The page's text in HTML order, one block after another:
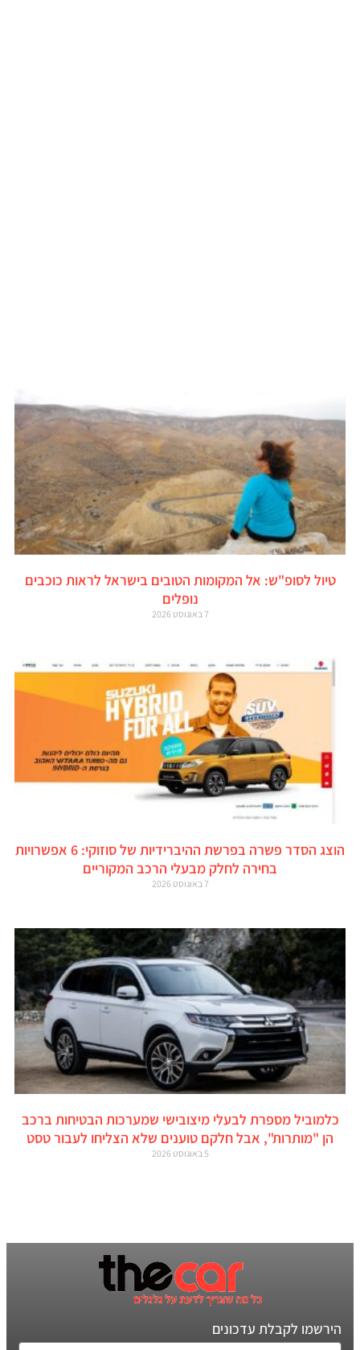
טיול לסופ"ש: אל המקומות הטובים בישראל לראות כוכבים
נופלים
הוצג הסדר פשרה בפרשת ההיברידיות של סוזוקי: 6 אפשרויות
בחירה לחלק מבעלי הרכב המקוריים
כלמוביל מספרת לבעלי מיצובישי שמערכות הבטיחות ברכב
הן "מותרות", אבל חלקם טוענים שלא הצליחו לעבור טסט
הירשמו לקבלת עדכונים